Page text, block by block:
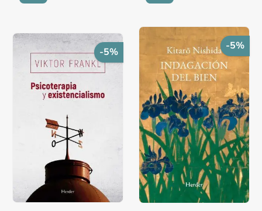
-5% -5%